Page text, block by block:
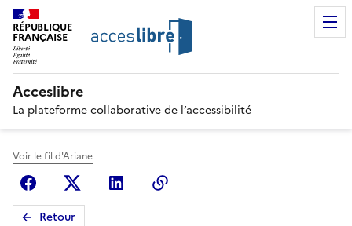
RÉPUBLIQUE
FRANÇAISE
Acceslibre
La plateforme collaborative de l’accessibilité
Voir le fil d'Ariane
FacebookX (anciennement Twitter)
Linkedin
Retour